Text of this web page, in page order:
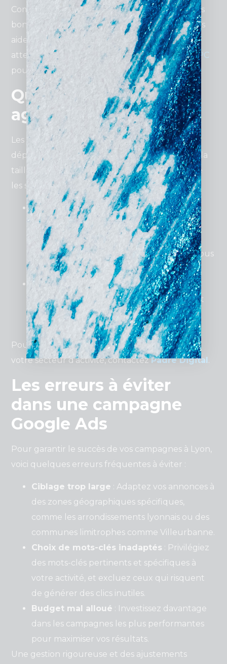
Comparer plusieurs agences à Lyon et poser les
bonnes questions lors d’un entretien initial vous
aidera à choisir celle qui répond le mieux à vos
attentes. Consultez les meilleures pratiques PPC
pour affiner vos recherches.
Quel est le tarif d’une
agence Google Ads ?
Les tarifs d’une
agence Google Ads à Lyon
dépendent de plusieurs facteurs, notamment la
taille et la complexité des campagnes, ainsi que
les services inclus.
Frais de gestion
: Ces frais couvrent la
création, l’optimisation et le suivi de vos
campagnes, et peuvent être calculés en
pourcentage du budget publicitaire ou sous
forme de forfait fixe.
Budget publicitaire: Ce montant
correspond à
l’investissementdirectement
injecté dans Google Ads pour diffuser vos
annonces.
Pour une estimation adaptée à vos besoins et à
votre secteur d’activité, contactezPadre Digital.
Les erreurs à éviter
dans une campagne
Google Ads
Pour garantir le succès de vos campagnes à Lyon,
voici quelques erreurs fréquentes à éviter :
Ciblage trop large : Adaptez vos annonces à
des zones géographiques spécifiques,
comme les arrondissements lyonnais ou des
communes limitrophes comme Villeurbanne.
Choix de mots-clés inadaptés : Privilégiez
des mots-clés pertinents et spécifiques à
votre activité, et excluez ceux qui risquent
de générer des clics inutiles.
Budget mal alloué : Investissez davantage
dans les campagnes les plus performantes
pour maximiser vos résultats.
Une gestion rigoureuse et des ajustements